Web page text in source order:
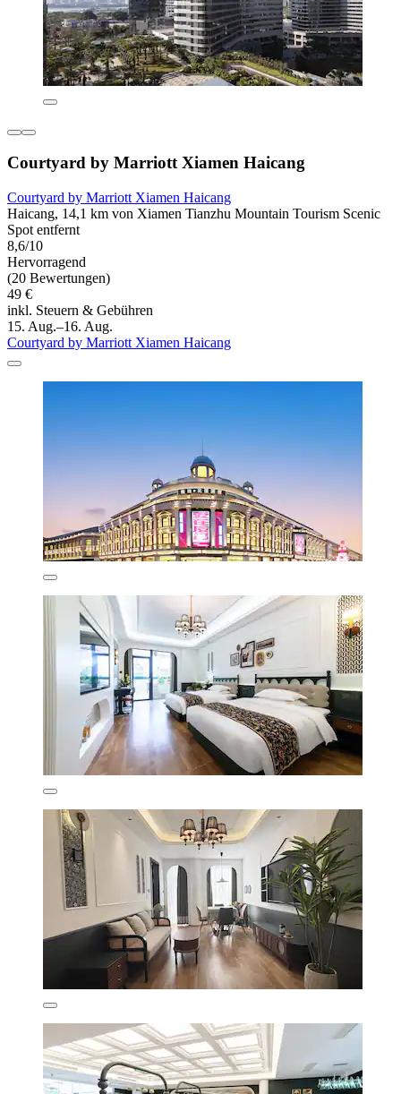
Courtyard by Marriott Xiamen Haicang
Courtyard by Marriott Xiamen Haicang
Haicang, 14,1 km von Xiamen Tianzhu Mountain Tourism Scenic
Spot entfernt
8,6/10
Hervorragend
(20 Bewertungen)
49 €
inkl. Steuern & Gebühren
15. Aug.–16. Aug.
Courtyard by Marriott Xiamen Haicang